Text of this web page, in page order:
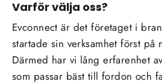
Varför välja oss?
Evconnect är det företaget i
startade sin verksamhet först på
Därmed har vi lång erfarenhet
som passar bäst till fordon och